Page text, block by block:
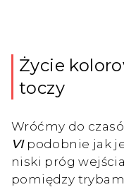
Życie
toczy
Wróćmy do
VIpodobnie jak
niski próg
pomiędzy